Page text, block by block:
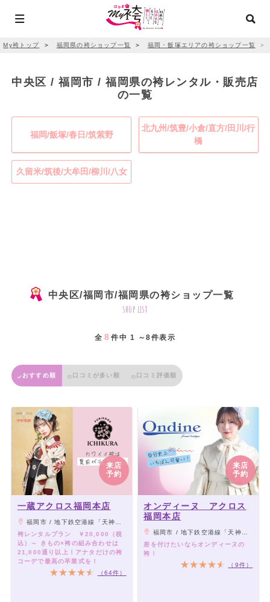
My袴トップ ＞ 福岡県の袴ショップ一覧 ＞ 福岡・飯塚エリアの袴ショップ一覧 ＞
中央区 / 福岡市 / 福岡県の袴レンタル・販売店
の一覧
福岡/飯塚/春日/筑紫野
北九州/筑豊/小倉/直方/田川/行
橋
久留米/筑後/大牟田/柳川/八女
中央区/福岡市/福岡県の袴ショップ一覧
shop list
全 8 件中 1 ～8件表示
おすすめ順 口コミが多い順 口コミ評価順
来店
予約
一蔵アクロス福岡本店
福岡市 / 地下鉄空港線「天神駅」から徒歩5分、地下鉄七隈線「天神南駅」から徒歩7分、「西鉄福岡天神駅」から徒歩10分
袴レンタルプラン ￥20,000（税
込）～ きもの×袴の組み合わせは
21,000通り以上！アナタだけの袴
コーデで最高の卒業式を！
（64件）
来店
予約
オンディーヌ アクロス
福岡本店
福岡市 / 地下鉄空港線「天神駅」から徒歩5分、地下鉄七隈線「天神南駅」から徒歩7分、「西鉄福岡天神駅」から徒歩10分
差を付けたいならオンディーヌの
袴！
（9件）